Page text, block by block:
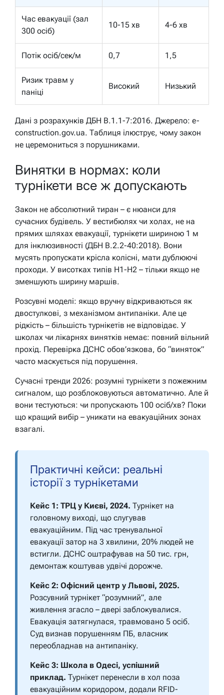
Час евакуації (зал
300 осіб)
10-15 хв 4-6 хв
Потік осіб/сек/м 0,7 1,5
Ризик травм у
паніці
Високий Низький
Дані з розрахунків ДБН В.1.1-7:2016. Джерело: e-
construction.gov.ua. Таблиця ілюструє, чому закон
не церемониться з порушниками.
Винятки в нормах: коли
турнікети все ж допускають
Закон не абсолютний тиран – є нюанси для
сучасних будівель. У вестибюлях чи холах, не на
прямих шляхах евакуації, турнікети шириною 1 м
для інклюзивності (ДБН В.2.2-40:2018). Вони
мусять пропускати крісла колісні, мати дублюючі
проходи. У висотках типів Н1-Н2 – тільки якщо не
зменшують ширину маршів.
Розсувні моделі: якщо вручну відкриваються як
двостулкові, з механізмом антипаніки. Але це
рідкість – більшість турнікетів не відповідає. У
школах чи лікарнях винятків немає: повний вільний
прохід. Перевірка ДСНС обов’язкова, бо “виняток”
часто маскується під порушення.
Сучасні тренди 2026: розумні турнікети з пожежним
сигналом, що розблоковуються автоматично. Але й
вони тестуються: чи пропускають 100 осіб/хв? Поки
що кращий вибір – уникати на евакуаційних зонах
взагалі.
Практичні кейси: реальні
історії з турнікетами
Кейс 1: ТРЦ у Києві, 2024. Турнікет на
головному виході, що слугував
евакуаційним. Під час тренувальної
евакуації затор на 3 хвилини, 20% людей не
встигли. ДСНС оштрафував на 50 тис. грн,
демонтаж коштував удвічі дорожче.
Кейс 2: Офісний центр у Львові, 2025.
Розсувний турнікет “розумний”, але
живлення згасло – двері заблокувалися.
Евакуація затягнулася, травмовано 5 осіб.
Суд визнав порушенням ПБ, власник
переобладнав на антипаніку.
Кейс 3: Школа в Одесі, успішний
приклад. Турнікет перенесли в хол поза
евакуаційним коридором, додали RFID-